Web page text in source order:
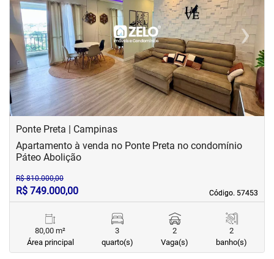
‹Previous ›Next
Ponte Preta | Campinas
Código. 57453
Código. 57453
Apartamento à venda no Ponte Preta no condomínio
Páteo Abolição
R$ 810.000,00
R$ 749.000,00
80,00 m²
Área principal
3
quarto(s)
2
Vaga(s)
2
banho(s)